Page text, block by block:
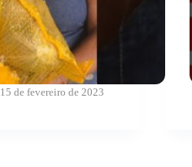
15 de fevereiro de 2023